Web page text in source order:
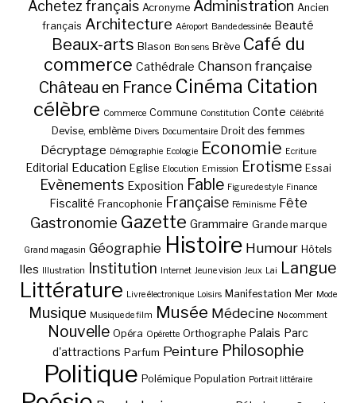
Achetez français Acronyme Administration Ancien
français Architecture Aéroport Bande dessinée Beauté
Beaux-arts Blason Bon sens Brève Café du
commerce Cathédrale Chanson française
Château en France Cinéma Citation
célèbre Commerce Commune Constitution Conte Célébrité
Devise, emblème Divers Documentaire Droit des femmes
Décryptage Démographie Ecologie Economie Ecriture
Editorial Education Eglise Elocution Emission Erotisme Essai
Evènements Exposition Fable Figure de style Finance
Fiscalité Francophonie Française Féminisme Fête
Gastronomie Gazette Grammaire Grande marque
Grand magasin Géographie Histoire Humour Hôtels
Iles Illustration Institution Internet Jeune vision Jeux Lai Langue
Littérature Livre électronique Loisirs Manifestation Mer Mode
Musique Musique de film Musée Médecine No comment
Nouvelle Opéra Opérette Orthographe Palais Parc
d'attractions Parfum Peinture Philosophie
Politique Polémique Population Portrait littéraire